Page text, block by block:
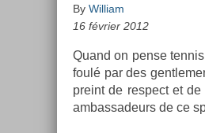
By William
16 février 2012
Quand on pense
foulé par des
preint de re­spect et
am­bassadeurs de ce